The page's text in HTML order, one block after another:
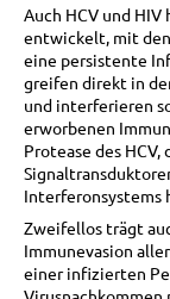
Auch HCV und
entwickelt, mit
eine persistente
greifen direkt in
und interferieren
erworbenen
Protease des
Interferonsystems
Zweifellos trägt
Immunevasion
einer infizierten